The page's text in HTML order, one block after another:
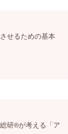
せるための基本
研®が考える「ア